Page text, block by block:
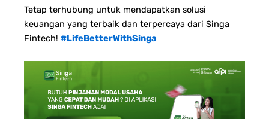
Tetap terhubung untuk mendapatkan solusi
keuangan yang terbaik dan terpercaya dari Singa
Fintech! #LifeBetterWithSinga